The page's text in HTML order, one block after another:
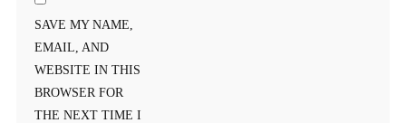
SAVE MY NAME,
EMAIL, AND
WEBSITE IN THIS
BROWSER FOR
THE NEXT TIME I